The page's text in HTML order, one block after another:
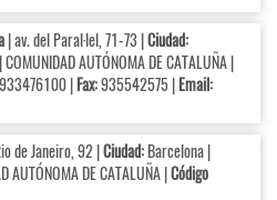
| av. del Paral·lel, 71-73 |Ciudad:
AUTÓNOMA DE CATALUÑA |
933476100 |Fax:935542575 |Email:
de Janeiro, 92 |Ciudad:Barcelona |
AUTÓNOMA DE CATALUÑA |Código